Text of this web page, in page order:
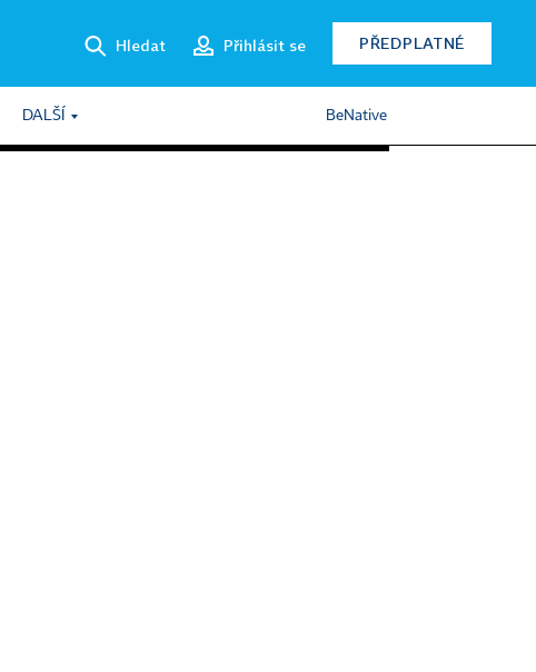
Hledat Přihlásit se PŘEDPLATNÉ
DALŠÍ BeNative